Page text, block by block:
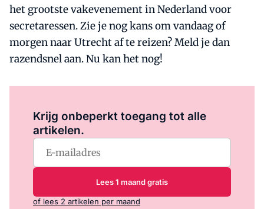
het grootste vakevenement in Nederland voor
secretaressen. Zie je nog kans om vandaag of
morgen naar Utrecht af te reizen? Meld je dan
razendsnel aan. Nu kan het nog!
Krijg onbeperkt toegang tot alle
artikelen.
Lees 1 maand gratis
of lees 2 artikelen per maand